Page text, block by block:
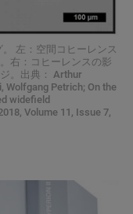
左：空間コヒーレンス
右：コヒーレンスの影
。出典： Arthur
Wolfgang Petrich; On the
widefield
Volume 11, Issue 7,